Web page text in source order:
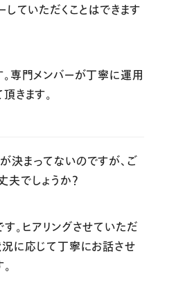
していただくことはできます
。専門メンバーが丁寧に運用
きます。
決まってないのですが、ご
夫でしょうか？
す。ヒアリングさせていただ
況に応じて丁寧にお話させ